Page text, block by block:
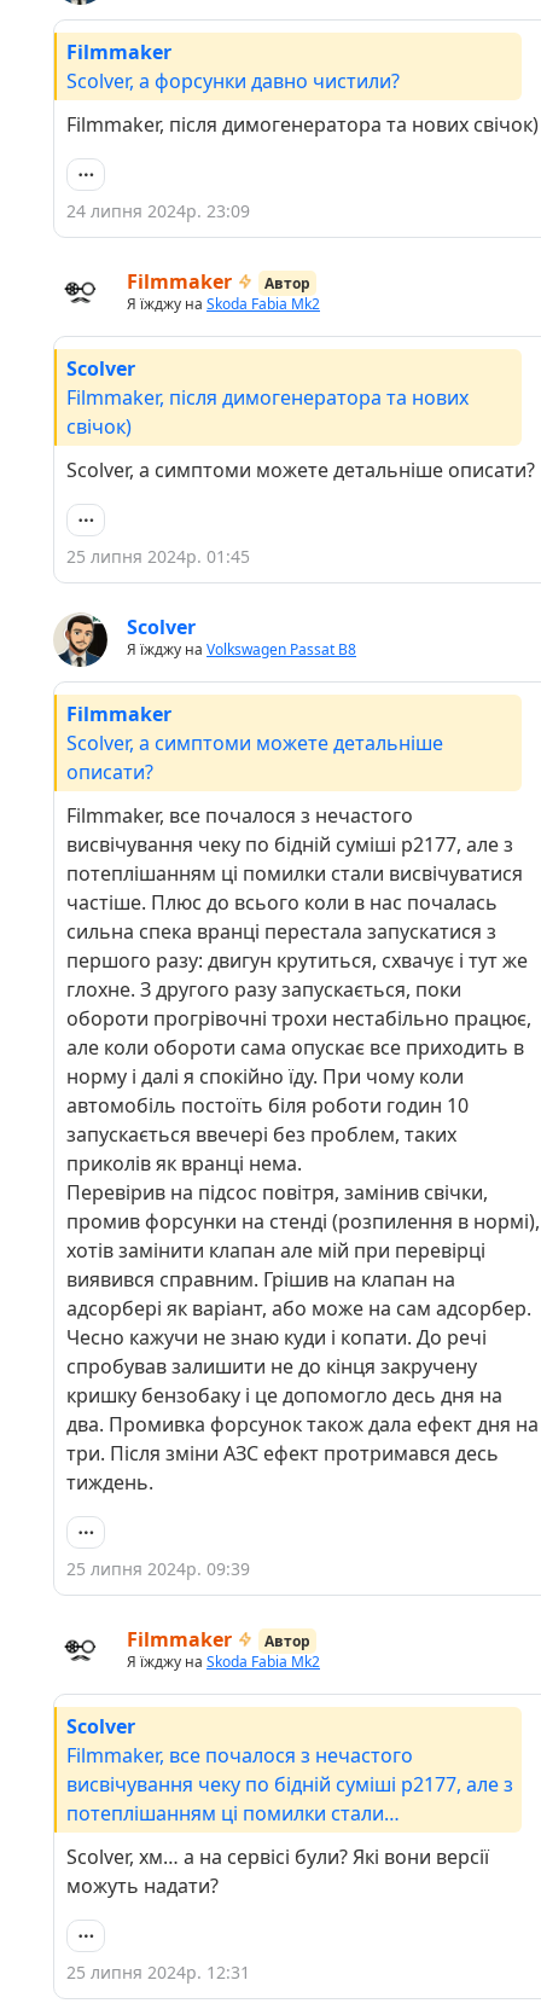
Filmmaker
Scolver, а форсунки давно чистили?
Filmmaker, після димогенератора та нових свічок)
24 липня 2024р. 23:09
Filmmaker
Автор
Я їжджу на Skoda Fabia Mk2
Scolver
Filmmaker, після димогенератора та нових
свічок)
Scolver, а симптоми можете детальніше описати?
25 липня 2024р. 01:45
Scolver
Я їжджу на Volkswagen Passat B8
Filmmaker
Scolver, а симптоми можете детальніше
описати?
Filmmaker, все почалося з нечастого
висвічування чеку по бідній суміші p2177, але з
потеплішанням ці помилки стали висвічуватися
частіше. Плюс до всього коли в нас почалась
сильна спека вранці перестала запускатися з
першого разу: двигун крутиться, схвачує і тут же
глохне. З другого разу запускається, поки
обороти прогрівочні трохи нестабільно працює,
але коли обороти сама опускає все приходить в
норму і далі я спокійно їду. При чому коли
автомобіль постоїть біля роботи годин 10
запускається ввечері без проблем, таких
приколів як вранці нема.
Перевірив на підсос повітря, замінив свічки,
промив форсунки на стенді (розпилення в нормі),
хотів замінити клапан але мій при перевірці
виявився справним. Грішив на клапан на
адсорбері як варіант, або може на сам адсорбер.
Чесно кажучи не знаю куди і копати. До речі
спробував залишити не до кінця закручену
кришку бензобаку і це допомогло десь дня на
два. Промивка форсунок також дала ефект дня на
три. Після зміни АЗС ефект протримався десь
тиждень.
25 липня 2024р. 09:39
Filmmaker
Автор
Я їжджу на Skoda Fabia Mk2
Scolver
Filmmaker, все почалося з нечастого
висвічування чеку по бідній суміші p2177, але з
потеплішанням ці помилки стали
висвічуватися частіше. Плюс до всього коли в
нас почалась сильна спека вранці перестала
запускатися з першого разу: двигун крутиться,
схвачує і тут же глохне. З другого разу
запускається, поки обороти прогрівочні трохи
нестабільно працює, але коли обороти сама
Scolver, хм… а на сервісі були? Які вони версії
можуть надати?
25 липня 2024р. 12:31